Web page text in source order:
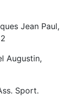
Jean Paul,
Augustin,
Sport.